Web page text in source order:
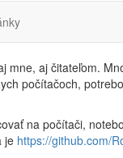
mne, aj čitateľom.
počítačoch,
na počítači,
je https://github.com/